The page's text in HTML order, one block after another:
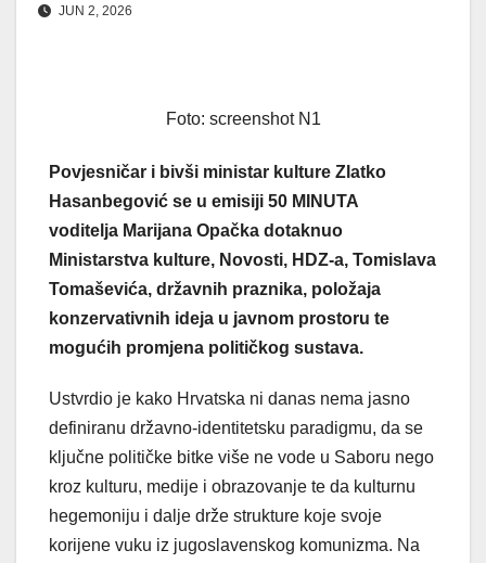
JUN 2, 2026
Foto: screenshot N1
Povjesničar i bivši ministar kulture Zlatko
Hasanbegović se u emisiji 50 MINUTA
voditelja Marijana Opačka dotaknuo
Ministarstva kulture, Novosti, HDZ-a, Tomislava
Tomaševića, državnih praznika, položaja
konzervativnih ideja u javnom prostoru te
mogućih promjena političkog sustava.
Ustvrdio je kako Hrvatska ni danas nema jasno
definiranu državno-identitetsku paradigmu, da se
ključne političke bitke više ne vode u Saboru nego
kroz kulturu, medije i obrazovanje te da kulturnu
hegemoniju i dalje drže strukture koje svoje
korijene vuku iz jugoslavenskog komunizma. Na